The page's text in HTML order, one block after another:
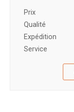
Prix ​​
Qualité
Expédition
Service